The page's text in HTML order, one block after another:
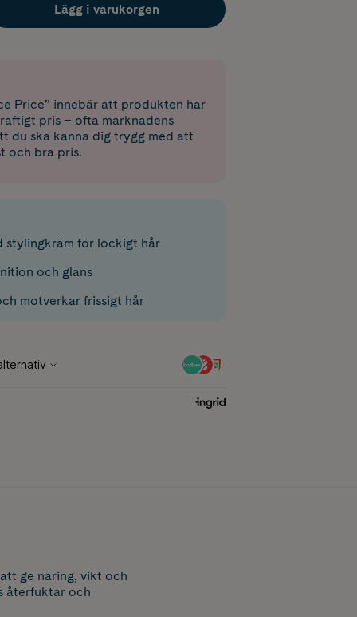
Lägg i varukorgen
Price” innebär att produkten har
pris – ofta marknadens
du ska känna dig trygg med att
och bra pris.
stylingkräm för lockigt hår
och glans
motverkar frissigt hår
ge näring, vikt och
återfuktar och